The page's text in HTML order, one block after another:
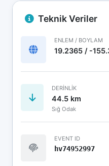
Teknik Veriler
ENLEM / BOYLAM
19.2365 / -
DERINLIK
44.5 km
Sığ Odak
EVENT ID
hv74952997